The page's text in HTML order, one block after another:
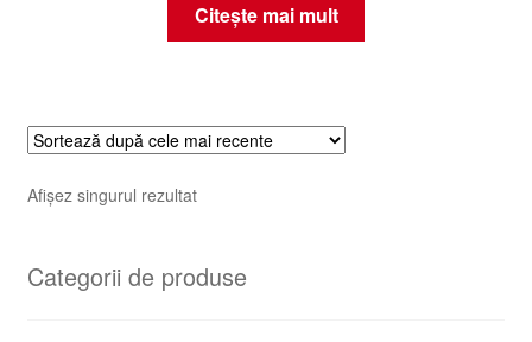
Citește mai mult
Afișez singurul rezultat
Categorii de produse